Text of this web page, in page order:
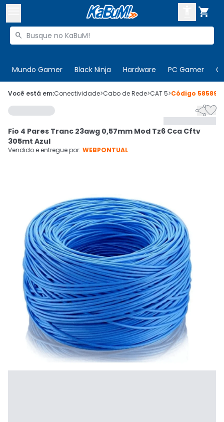

Buscar produtos

Mundo Gamer Black Ninja Hardware PC Gamer
 Olá. Acesse sua conta
 Departamentos
Cupons
CADASTRE-SE
Você está em:Conectividade>Cabo de Rede>CAT 5>Código 585892

Fio 4 Pares Tranc 23awg 0,57mm Mod Tz6 Cca Cftv
305mt Azul
Vendido e entregue por: WEBPONTUAL